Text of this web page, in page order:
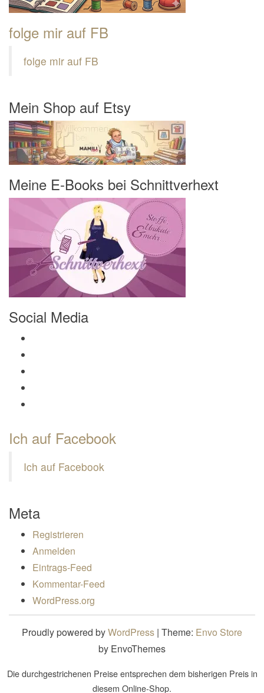
folge mir auf FB
folge mir auf FB
Mein Shop auf Etsy
Meine E-Books bei Schnittverhext
Social Media
Ich auf Facebook
Ich auf Facebook
Meta
Registrieren
Anmelden
Eintrags-Feed
Kommentar-Feed
WordPress.org
Proudly powered byWordPress | Theme: Envo Store
by EnvoThemes
Die durchgestrichenen Preise entsprechen dem bisherigen Preis in
diesem Online-Shop.